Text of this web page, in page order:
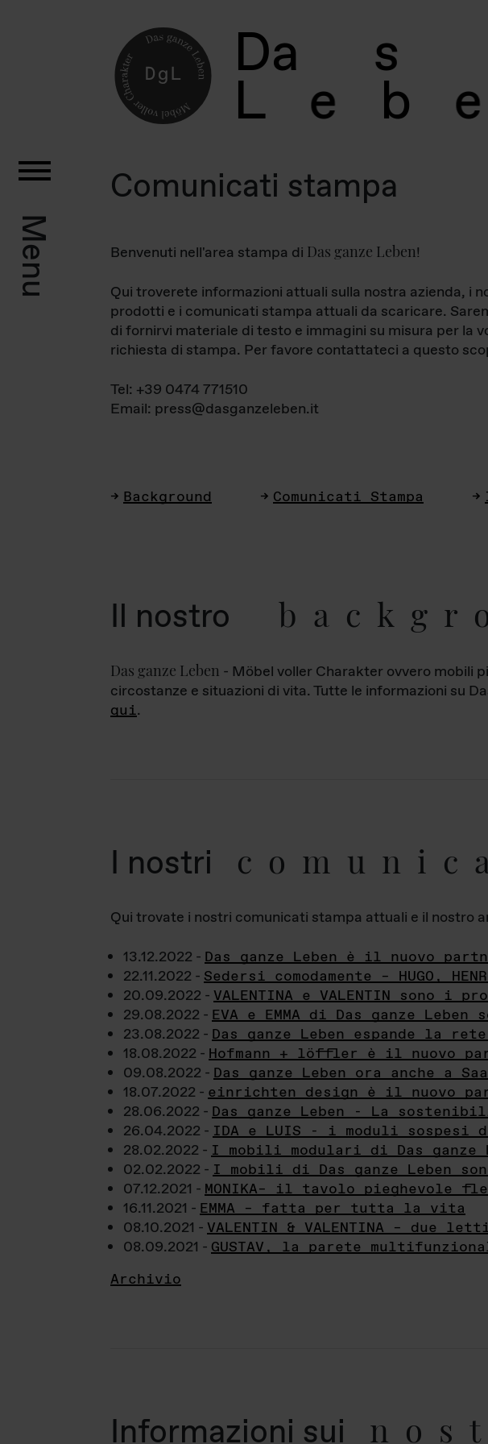
Da s
L e b
Menu
Comunicati stampa
Benvenuti nell'area stampa di Das ganze Leben!
Qui troverete informazioni attuali sulla nostra azienda, i
prodotti e i comunicati stampa attuali da scaricare.
di fornirvi materiale di testo e immagini su misura per la
richiesta di stampa. Per favore contattateci a questo
Tel: +39 0474 771510
Email: press@dasganzeleben.it
Background Comunicati Stampa
Il nostro
Das ganze Leben - Möbel voller Charakter ovvero mobili
circostanze e situazioni di vita. Tutte le informazioni su
qui.
I nostri
Qui trovate i nostri comunicati stampa attuali e il nostro
13.12.2022 - Das ganze Leben è il nuovo
22.11.2022 - Sedersi comodamente – HUGO,
20.09.2022 - VALENTINA e VALENTIN sono
29.08.2022 - EVA e EMMA di Das ganze
23.08.2022 - Das ganze Leben espande la
18.08.2022 - Hofmann + löffler è il nuovo
09.08.2022 - Das ganze Leben ora anche a
18.07.2022 - einrichten design è il nuovo
28.06.2022 - Das ganze Leben - La
26.04.2022 - IDA e LUIS - i moduli sospesi
28.02.2022 - I mobili modulari di Das ganze
02.02.2022 - I mobili di Das ganze Leben
07.12.2021 - MONIKA– il tavolo pieghevole
16.11.2021 - EMMA – fatta per tutta la vita
08.10.2021 - VALENTIN & VALENTINA – due
08.09.2021 - GUSTAV, la parete
Archivio
Informazioni sui